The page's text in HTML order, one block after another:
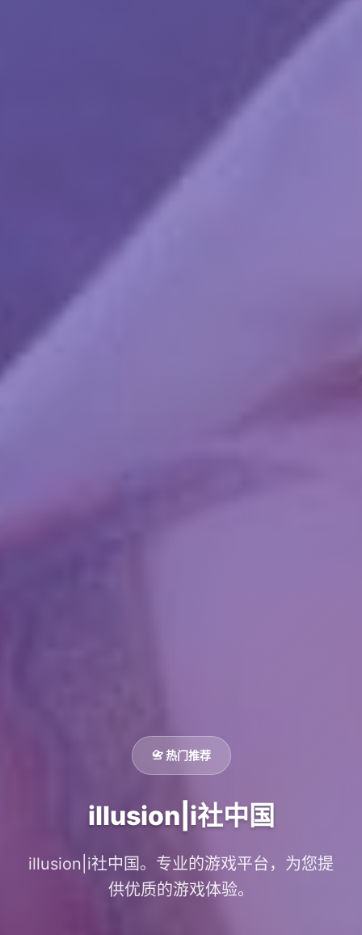
📇 热门推荐
illusion|i社中国
illusion|i社中国。专业的游戏平台，为您提
供优质的游戏体验。